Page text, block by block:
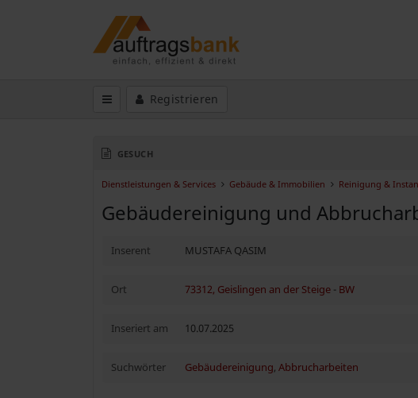
Registrieren
GESUCH
Dienstleistungen & Services Gebäude & Immobilien Reinigung &
Gebäudereinigung und
Inserent MUSTAFA QASIM
Ort 73312, Geislingen an der Steige - BW
Inseriert am 10.07.2025
Suchwörter Gebäudereinigung, Abbrucharbeiten